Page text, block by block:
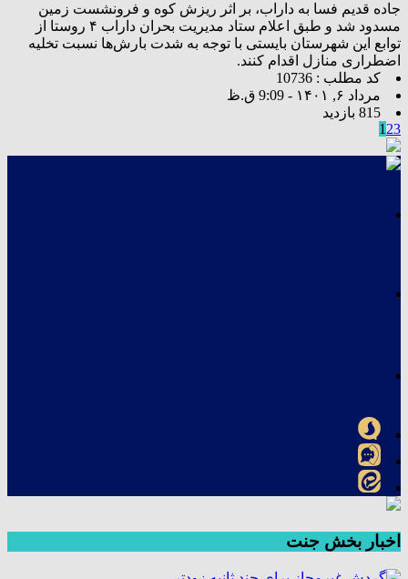
جاده قدیم فسا به داراب، بر اثر ریزش کوه و فرونشست زمین
مسدود شد و طبق اعلام ستاد مدیریت بحران داراب ۴ روستا از
توابع این شهرستان بایستی با توجه به شدت بارش‌ها نسبت تخلیه
اضطراری منازل اقدام کنند.
کد مطلب : 10736
مرداد ۶, ۱۴۰۱ - 9:09 ق.ظ
815 بازدید
1 23
اخبار بخش جنت